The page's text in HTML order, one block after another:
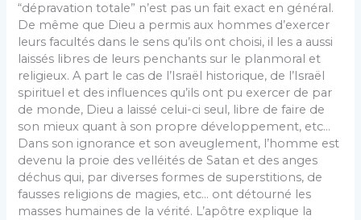
“dépravation totale” n’est pas un fait exact en général.
De même que Dieu a permis aux hommes d’exercer
leurs facultés dans le sens qu’ils ont choisi, il les a aussi
laissés libres de leurs penchants sur le planmoral et
religieux. A part le cas de l’Israël historique, de l’Israël
spirituel et des influences qu’ils ont pu exercer de par
de monde, Dieu a laissé celui-ci seul, libre de faire de
son mieux quant à son propre développe­ment, etc…
Dans son ignorance et son aveuglement, l’homme est
devenu la proie des velléités de Satan et des anges
déchus qui, par diverses formes de superstitions, de
fausses religions de magies, etc… ont détourné les
masses humaines de la vérité. L’apôtre explique la